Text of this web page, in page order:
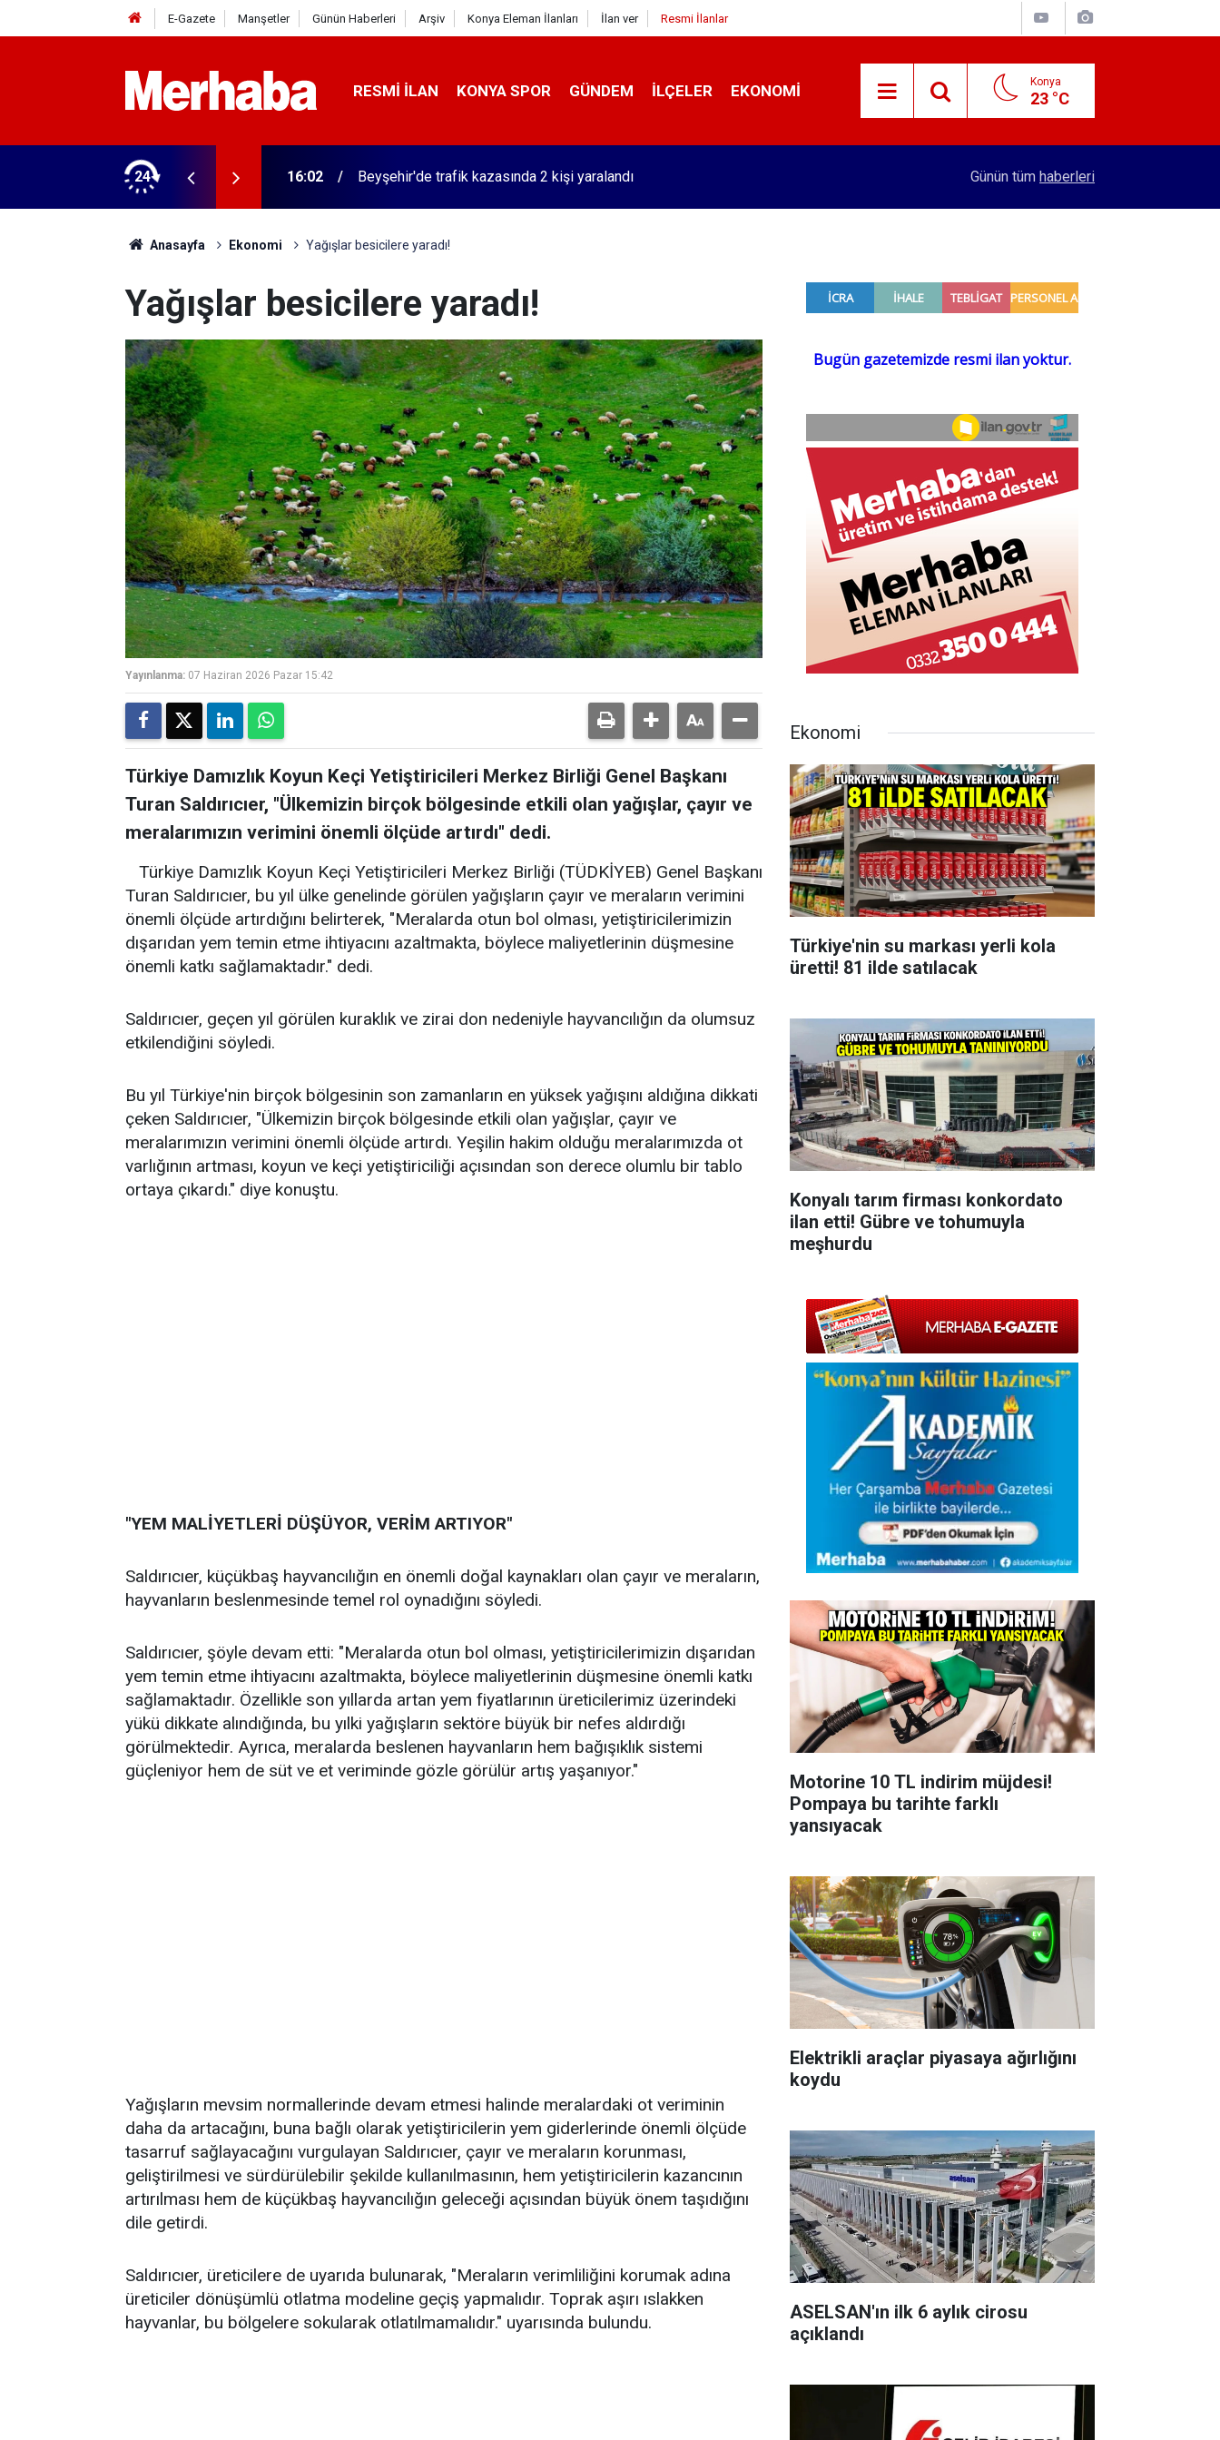
E-Gazete Manşetler Günün Haberleri Arşiv Konya Eleman İlanları İlan ver Resmi İlanlar
RESMI İLAN KONYA SPOR GÜNDEM İLÇELER EKONOMI Konya
23 °C
24
tamam! Başkandan ilk mesaj 16:02 Beyşehir'de trafik kazasında 2 kişi yaralandı Konya'nın öncü firması atakta! Yeni yatırıma
Günün tüm haberleri
Anasayfa Ekonomi Yağışlar besicilere yaradı!
Yağışlar besicilere yaradı!
Yayınlanma: 07 Haziran 2026 Pazar 15:42
Türkiye Damızlık Koyun Keçi Yetiştiricileri Merkez Birliği Genel Başkanı
Turan Saldırıcıer, "Ülkemizin birçok bölgesinde etkili olan yağışlar, çayır ve
meralarımızın verimini önemli ölçüde artırdı" dedi.
Türkiye Damızlık Koyun Keçi Yetiştiricileri Merkez Birliği (TÜDKİYEB) Genel Başkanı
Turan Saldırıcıer, bu yıl ülke genelinde görülen yağışların çayır ve meraların verimini
önemli ölçüde artırdığını belirterek, "Meralarda otun bol olması, yetiştiricilerimizin
dışarıdan yem temin etme ihtiyacını azaltmakta, böylece maliyetlerinin düşmesine
önemli katkı sağlamaktadır." dedi.
Saldırıcıer, geçen yıl görülen kuraklık ve zirai don nedeniyle hayvancılığın da olumsuz
etkilendiğini söyledi.
Bu yıl Türkiye'nin birçok bölgesinin son zamanların en yüksek yağışını aldığına dikkati
çeken Saldırıcıer, "Ülkemizin birçok bölgesinde etkili olan yağışlar, çayır ve
meralarımızın verimini önemli ölçüde artırdı. Yeşilin hakim olduğu meralarımızda ot
varlığının artması, koyun ve keçi yetiştiriciliği açısından son derece olumlu bir tablo
ortaya çıkardı." diye konuştu.
"YEM MALİYETLERİ DÜŞÜYOR, VERİM ARTIYOR"
Saldırıcıer, küçükbaş hayvancılığın en önemli doğal kaynakları olan çayır ve meraların,
hayvanların beslenmesinde temel rol oynadığını söyledi.
Saldırıcıer, şöyle devam etti: "Meralarda otun bol olması, yetiştiricilerimizin dışarıdan
yem temin etme ihtiyacını azaltmakta, böylece maliyetlerinin düşmesine önemli katkı
sağlamaktadır. Özellikle son yıllarda artan yem fiyatlarının üreticilerimiz üzerindeki
yükü dikkate alındığında, bu yılki yağışların sektöre büyük bir nefes aldırdığı
görülmektedir. Ayrıca, meralarda beslenen hayvanların hem bağışıklık sistemi
güçleniyor hem de süt ve et veriminde gözle görülür artış yaşanıyor."
Yağışların mevsim normallerinde devam etmesi halinde meralardaki ot veriminin
daha da artacağını, buna bağlı olarak yetiştiricilerin yem giderlerinde önemli ölçüde
tasarruf sağlayacağını vurgulayan Saldırıcıer, çayır ve meraların korunması,
geliştirilmesi ve sürdürülebilir şekilde kullanılmasının, hem yetiştiricilerin kazancının
artırılması hem de küçükbaş hayvancılığın geleceği açısından büyük önem taşıdığını
dile getirdi.
Saldırıcıer, üreticilere de uyarıda bulunarak, "Meraların verimliliğini korumak adına
üreticiler dönüşümlü otlatma modeline geçiş yapmalıdır. Toprak aşırı ıslakken
hayvanlar, bu bölgelere sokularak otlatılmamalıdır." uyarısında bulundu.
Ekonomi
Türkiye'nin su markası yerli kola
üretti! 81 ilde satılacak
Konyalı tarım firması konkordato
ilan etti! Gübre ve tohumuyla
meşhurdu
Motorine 10 TL indirim müjdesi!
Pompaya bu tarihte farklı
yansıyacak
Elektrikli araçlar piyasaya ağırlığını
koydu
ASELSAN'ın ilk 6 aylık cirosu
açıklandı